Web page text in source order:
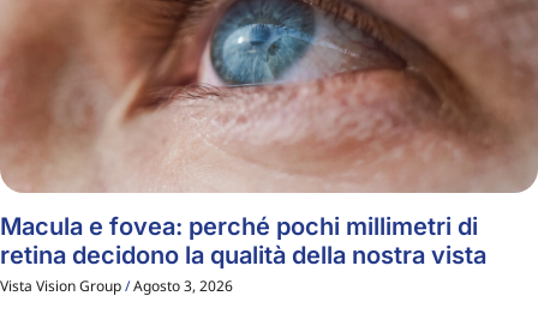
Macula e fovea: perché pochi millimetri di
retina decidono la qualità della nostra vista
Vista Vision Group Agosto 3, 2026